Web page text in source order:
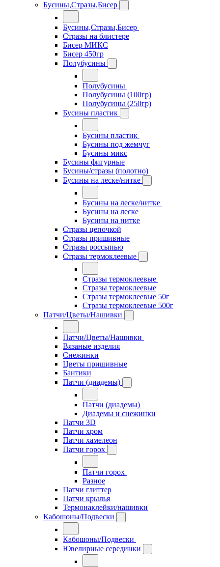
Бусины,Стразы,Бисер
Бусины,Стразы,Бисер
Стразы на блистере
Бисер МИКС
Бисер 450гр
Полубусины
Полубусины
Полубусины (100гр)
Полубусины (250гр)
Бусины пластик
Бусины пластик
Бусины под жемчуг
Бусины микс
Бусины фигурные
Бусины/стразы (полотно)
Бусины на леске/нитке
Бусины на леске/нитке
Бусины на леске
Бусины на нитке
Стразы цепочкой
Стразы пришивные
Стразы россыпью
Стразы термоклеевые
Стразы термоклеевые
Стразы термоклеевые
Стразы термоклеевые 50г
Стразы термоклеевые 500г
Патчи/Цветы/Нашивки
Патчи/Цветы/Нашивки
Вязаные изделия
Снежинки
Цветы пришивные
Бантики
Патчи (диадемы)
Патчи (диадемы)
Диадемы и снежинки
Патчи 3D
Патчи хром
Патчи хамелеон
Патчи горох
Патчи горох
Разное
Патчи глиттер
Патчи крылья
Термонаклейки/нашивки
Кабошоны/Подвески
Кабошоны/Подвески
Ювелирные серединки